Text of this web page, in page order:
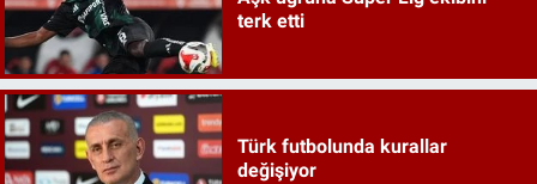
terk etti
Türk futbolunda kurallar
değişiyor